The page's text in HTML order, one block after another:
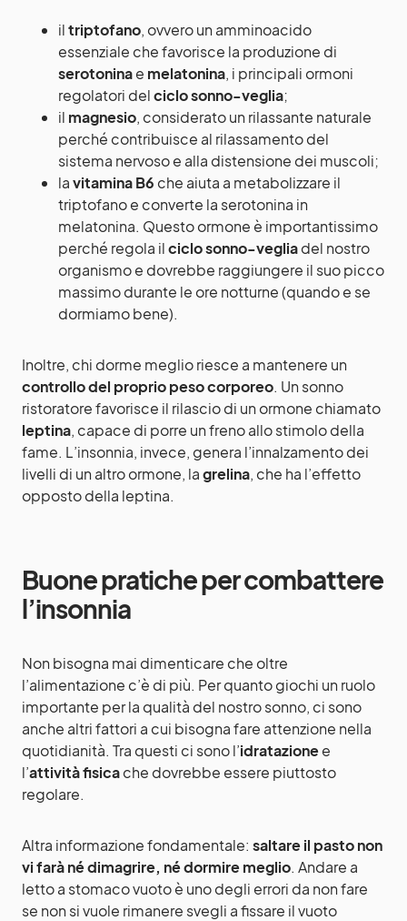
iltriptofano, ovvero un amminoacido
essenziale che favorisce la produzione di
serotoninae melatonina, i principali ormoni
regolatori delciclo sonno-veglia;
il magnesio, considerato un rilassante naturale
perché contribuisce al rilassamento del
sistema nervoso e alla distensione dei muscoli;
lavitamina B6 che aiuta a metabolizzare il
triptofano e converte la serotonina in
melatonina. Questo ormone è importantissimo
perché regola ilciclo sonno-vegliadel nostro
organismo e dovrebbe raggiungere il suo picco
massimo durante le ore notturne (quando e se
dormiamo bene).
Inoltre, chi dorme meglio riesce a mantenere un
controllo del proprio peso corporeo. Un sonno
ristoratore favorisce il rilascio di un ormone chiamato
leptina, capace di porre un freno allo stimolo della
fame. L’insonnia, invece, genera l’innalzamento dei
livelli di un altro ormone, lagrelina, che ha l’effetto
opposto della leptina.
Buone pratiche per combattere
l’insonnia
Non bisogna mai dimenticare che oltre
l’alimentazione c’è di più. Per quanto giochi un ruolo
importante per la qualità del nostro sonno, ci sono
anche altri fattori a cui bisogna fare attenzione nella
quotidianità. Tra questi ci sono l’idratazionee
l’attività fisicache dovrebbe essere piuttosto
regolare.
Altra informazione fondamentale: saltare il pasto non
vi farà né dimagrire, né dormire meglio. Andare a
letto a stomaco vuoto è uno degli errori da non fare
se non si vuole rimanere svegli a fissare il vuoto